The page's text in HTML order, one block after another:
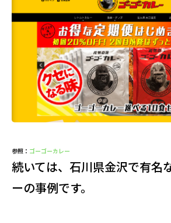
参照： ゴーゴーカレー
続いては、石川県金沢で有名
ーの事例です。